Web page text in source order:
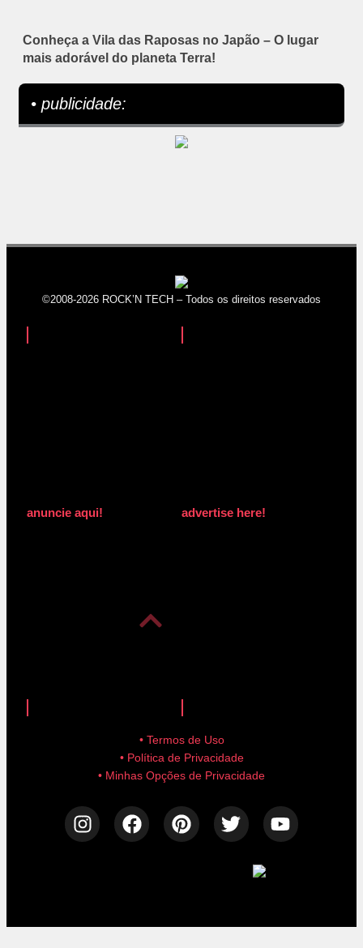
Conheça a Vila das Raposas no Japão – O lugar
mais adorável do planeta Terra!
• publicidade:
©2008-2026 ROCK’N TECH – Todos os direitos reservados
anuncie aqui! advertise here!
• Termos de Uso
• Política de Privacidade
• Minhas Opções de Privacidade